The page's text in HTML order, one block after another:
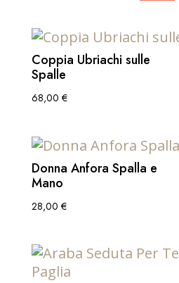
Coppia Ubriachi sulle
Spalle
68,00 €
Donna Anfora Spalla e
Mano
28,00 €